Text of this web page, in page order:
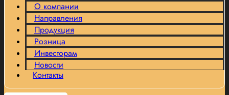
О компании
Направления
Продукция
Розница
Инвесторам
Новости
Контакты